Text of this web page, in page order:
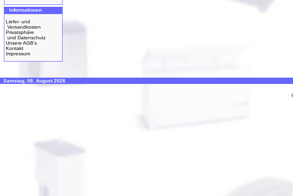
Informationen
Liefer- und
Versandkosten
Privatsphäre
und Datenschutz
Unsere AGB's
Kontakt
Impressum
Samstag, 08. August 2026